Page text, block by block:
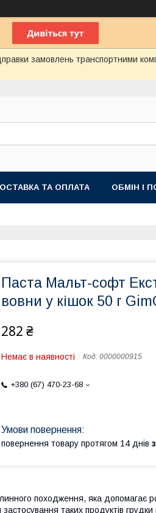
замовлень транспортними
ТА ОПЛАТА ОБМІН І
Паста Мальт-софт
вовни у кішок 50 г
282 ₴
Немає в наявності Код: 0000000915
+380 (67) 470-23-68
повернення товару протягом 14 днів
походження, яка допомагає
таких продуктів